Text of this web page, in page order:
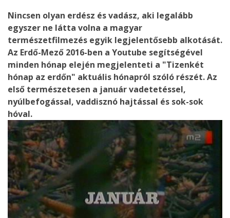
Nincsen olyan erdész és vadász, aki legalább
egyszer ne látta volna a magyar
természetfilmezés egyik legjelentősebb alkotását.
Az Erdő-Mező 2016-ben a Youtube segítségével
minden hónap elején megjelenteti a "Tizenkét
hónap az erdőn" aktuális hónapról szóló részét. Az
első természetesen a január vadetetéssel,
nyúlbefogással, vaddisznó hajtással és sok-sok
hóval.